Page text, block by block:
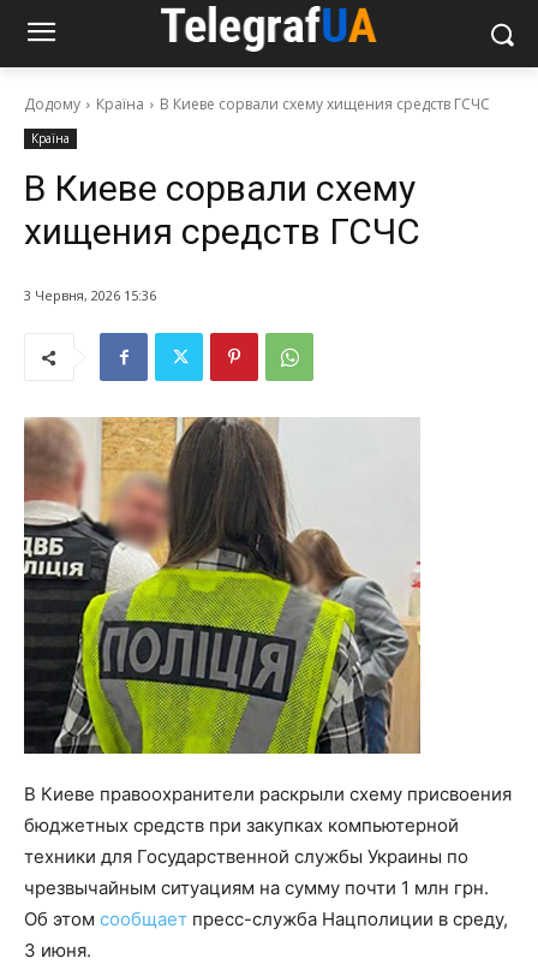
Додому Країна В Киеве сорвали схему хищения средств ГСЧС
Країна
В Киеве сорвали схему
хищения средств ГСЧС
3 Червня, 2026 15:36
В Киеве правоохранители раскрыли схему присвоения
бюджетных средств при закупках компьютерной
техники для Государственной службы Украины по
чрезвычайным ситуациям на сумму почти 1 млн грн.
Об этом сообщает пресс-служба Нацполиции в среду,
3 июня.